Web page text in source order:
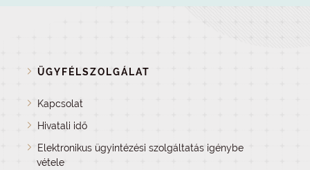
ÜGYFÉLSZOLGÁLAT
Kapcsolat
Hivatali idő
Elektronikus ügyintézési szolgáltatás igénybe
vétele